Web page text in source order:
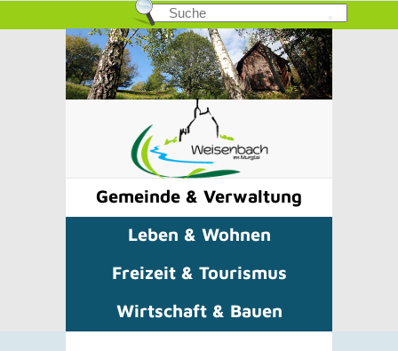
Gemeinde & Verwaltung
Leben & Wohnen
Freizeit & Tourismus
Wirtschaft & Bauen